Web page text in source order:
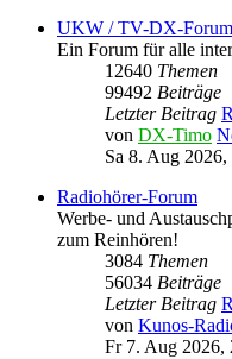
UKW / TV-DX-Forum
Ein Forum für alle
12640 Themen
99492 Beiträge
Letzter Beitrag
von DX-Timo
Sa 8. Aug 2026,
Radiohörer-Forum
Werbe- und
zum Reinhören!
3084 Themen
56034 Beiträge
Letzter Beitrag
von Kunos-
Fr 7. Aug 2026,